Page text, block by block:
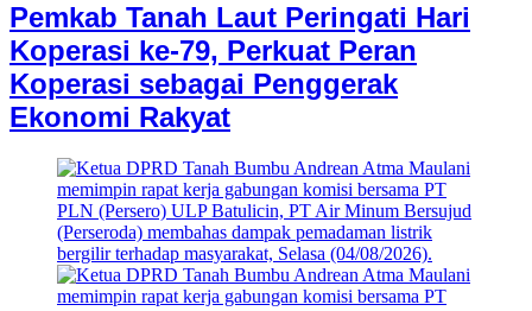
Pemkab Tanah Laut Peringati Hari
Koperasi ke-79, Perkuat Peran
Koperasi sebagai Penggerak
Ekonomi Rakyat